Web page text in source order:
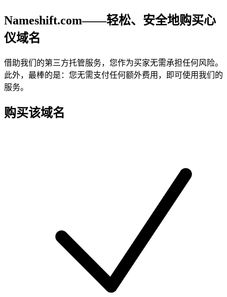
Nameshift.com——轻松、安全地购买心
仪域名
借助我们的第三方托管服务，您作为买家无需承担任何风险。
此外，最棒的是：您无需支付任何额外费用，即可使用我们的
服务。
购买该域名